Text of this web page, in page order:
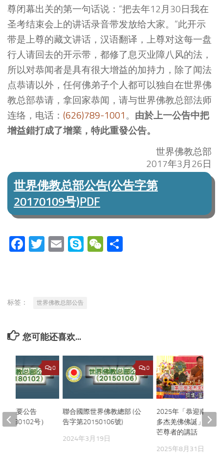
尊闭幕出关的第一句话说：“把去年12月30日我在
圣考结束会上的讲话录音带发放给大家。”此开示
带是上尊的藏文讲话，汉语翻译，上尊对这每一盘
行人请回去的开示带，都修了息灭业障八风的法，
所以对恭闻者是具有很大增益的加持力，除了闻法
点恭请以外，任何佛弟子个人都可以独自在世界佛
教总部恭请，拿回家恭闻，请与世界佛教总部法师
连络，电话： (626)789-1001 。 由於上一公告中把
增益錯打成了增業，特此重發公告。
世界佛教总部
2017年3月26日
世界佛教总部公告(公告字第
20170109号)PDF
Facebook
Twitter
EmailSkypeWeChat
标签： 世界佛教总部公告
您可能还喜欢...
0
聯合國際世界佛教總部 (公
告字第20150106號)
2024年3月19日
2025年「恭迎南無
多杰羌佛佛誕」法
芒尊者的講話
2025年8月31日
0
部重要公告
号）